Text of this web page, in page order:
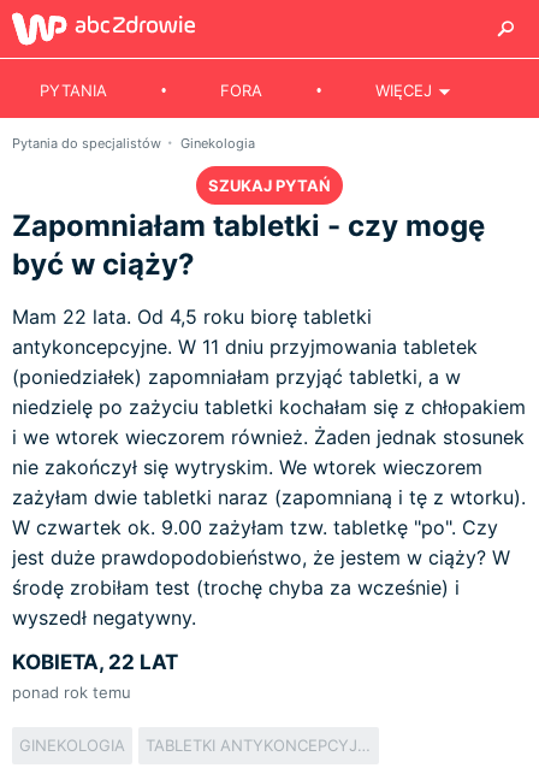
PYTANIA FORA WIĘCEJ
Pytania do specjalistów Ginekologia
SZUKAJ PYTAŃ
Zapomniałam tabletki - czy mogę
być w ciąży?
Mam 22 lata. Od 4,5 roku biorę tabletki
antykoncepcyjne. W 11 dniu przyjmowania tabletek
(poniedziałek) zapomniałam przyjąć tabletki, a w
niedzielę po zażyciu tabletki kochałam się z chłopakiem
i we wtorek wieczorem również. Żaden jednak stosunek
nie zakończył się wytryskim. We wtorek wieczorem
zażyłam dwie tabletki naraz (zapomnianą i tę z wtorku).
W czwartek ok. 9.00 zażyłam tzw. tabletkę "po". Czy
jest duże prawdopodobieństwo, że jestem w ciąży? W
środę zrobiłam test (trochę chyba za wcześnie) i
wyszedł negatywny.
KOBIETA, 22 LAT
ponad rok temu
GINEKOLOGIA TABLETKI ANTYKONCEPCYJNE